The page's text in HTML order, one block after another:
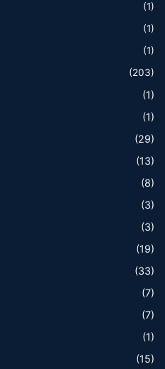
(1)
(1)
(1)
(203)
(1)
(1)
(29)
(13)
(8)
(3)
(3)
(19)
(33)
(7)
(7)
(1)
(15)